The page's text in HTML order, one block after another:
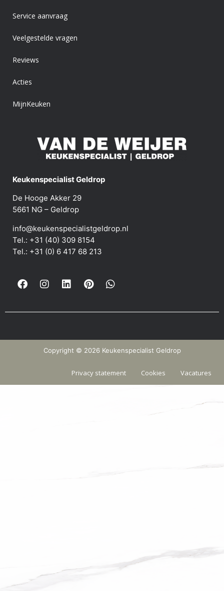
Service aanvraag
Veelgestelde vragen
Reviews
Acties
MijnKeuken
Keukenspecialist Geldrop
De Hooge Akker 29
5661 NG – Geldrop
info@keukenspecialistgeldrop.nl
Tel.: +31 (40) 309 8154
Tel.: +31 (0) 6 417 68 213
Copyright © 2026 Keukenspecialist Geldrop
Privacy statement Cookies Vacatures